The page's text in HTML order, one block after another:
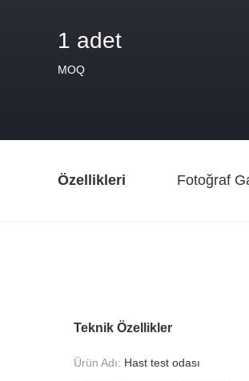
1 adet
MOQ
Özellikleri Fotoğraf
Teknik Özellikler
Ürün Adı: Hast test odası